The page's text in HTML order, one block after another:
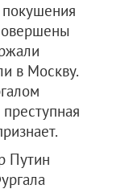
в Москву.
Путин